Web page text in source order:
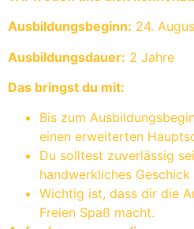
Ausbildungsbeginn: 24.
Ausbildungsdauer: 2 Jahre
Das bringst du mit:
Bis zum
einen erweiterten
Du solltest zuverlässig
handwerkliches
Wichtig ist, dass dir die
Freien Spaß macht.